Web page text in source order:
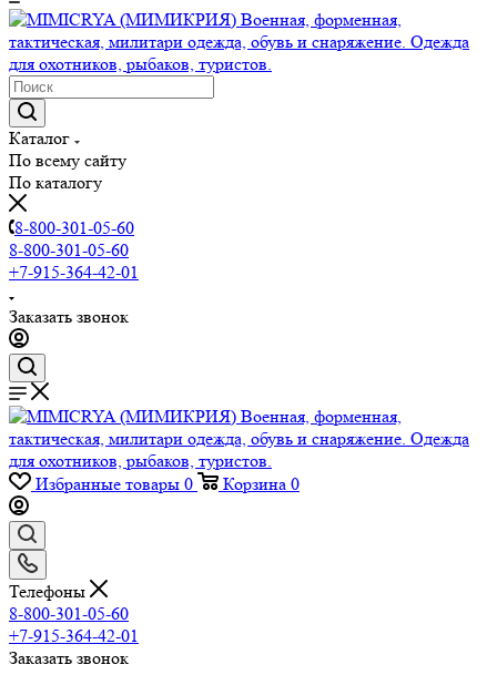
Каталог
По всему сайту
По каталогу
8-800-301-05-60
8-800-301-05-60
+7-915-364-42-01
Заказать звонок
Избранные товары 0 Корзина 0
Телефоны
8-800-301-05-60
+7-915-364-42-01
Заказать звонок